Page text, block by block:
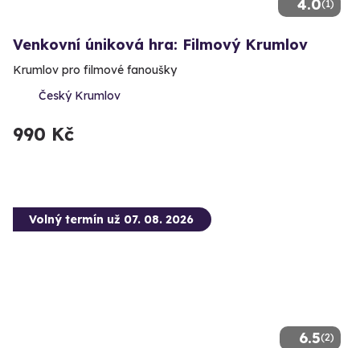
4.0(1)
Venkovní úniková hra: Filmový Krumlov
Krumlov pro filmové fanoušky
Český Krumlov
990 Kč
6.5(2)
Volný termín už 07. 08. 2026